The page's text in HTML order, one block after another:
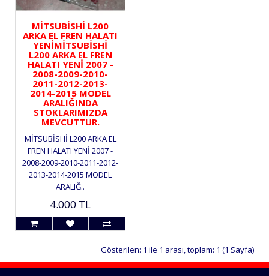
MİTSUBİSHİ L200
ARKA EL FREN HALATI
YENİMİTSUBİSHİ
L200 ARKA EL FREN
HALATI YENİ 2007 -
2008-2009-2010-
2011-2012-2013-
2014-2015 MODEL
ARALIĞINDA
STOKLARIMIZDA
MEVCUTTUR.
MİTSUBİSHİ L200 ARKA EL
FREN HALATI YENİ 2007 -
2008-2009-2010-2011-2012-
2013-2014-2015 MODEL
ARALIĞ..
4.000 TL
Gösterilen: 1 ile 1 arası, toplam: 1 (1 Sayfa)